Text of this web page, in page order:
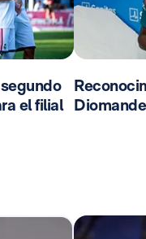
el filial
Diomande